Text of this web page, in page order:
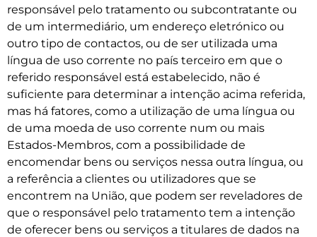
responsável pelo tratamento ou subcontratante ou
de um intermediário, um endereço eletrónico ou
outro tipo de contactos, ou de ser utilizada uma
língua de uso corrente no país terceiro em que o
referido responsável está estabelecido, não é
suficiente para determinar a intenção acima referida,
mas há fatores, como a utilização de uma língua ou
de uma moeda de uso corrente num ou mais
Estados-Membros, com a possibilidade de
encomendar bens ou serviços nessa outra língua, ou
a referência a clientes ou utilizadores que se
encontrem na União, que podem ser reveladores de
que o responsável pelo tratamento tem a intenção
de oferecer bens ou serviços a titulares de dados na